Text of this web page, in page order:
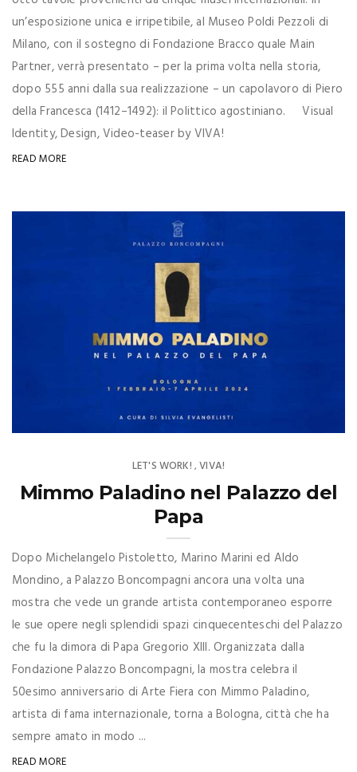
un’esposizione unica e irripetibile, al Museo Poldi Pezzoli di
Milano, con il sostegno di Fondazione Bracco quale Main
Partner, verrà presentato – per la prima volta nella storia,
dopo 555 anni dalla sua realizzazione – un capolavoro di Piero
della Francesca (1412–1492): il Polittico agostiniano. Visual
Identity, Design, Video-teaser by VIVA!
READ MORE
LET'S WORK! ,VIVA!
Mimmo Paladino nel Palazzo del
Papa
Dopo Michelangelo Pistoletto, Marino Marini ed Aldo
Mondino, a Palazzo Boncompagni ancora una volta una
mostra che vede un grande artista contemporaneo esporre
le sue opere negli splendidi spazi cinquecenteschi del Palazzo
che fu la dimora di Papa Gregorio XIII. Organizzata dalla
Fondazione Palazzo Boncompagni, la mostra celebra il
50esimo anniversario di Arte Fiera con Mimmo Paladino,
artista di fama internazionale, torna a Bologna, città che ha
sempre amato in modo ...
READ MORE